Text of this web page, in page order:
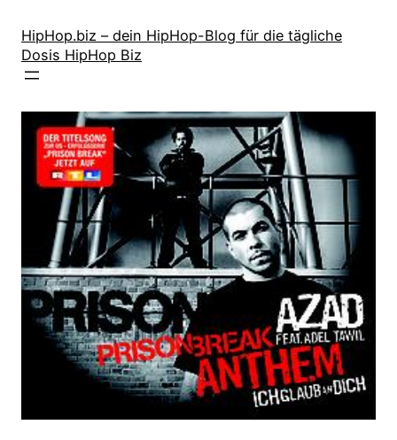
Inhalt
springen
HipHop.biz – dein HipHop-Blog für die tägliche
Dosis HipHop Biz